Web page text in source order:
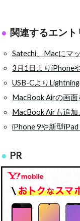
関連するエント
Satechi、Macにマ
3月1日よりiPhone
USB-Cより
MacBook Airの画
MacBook Airも追
iPhone 9や新型
PR